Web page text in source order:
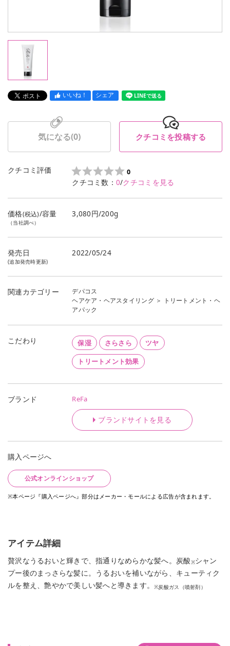
いいね！ シェア LINEで送る
気になる(0) クチコミを投稿する
クチコミ評価 0
クチコミ数： 0/クチコミを見る
価格(税込)/容量
（当社調べ）
3,080円/200g
発売日
(追加発売時更新)
2022/05/24
関連カテゴリー
デパコス
ヘアケア・ヘアスタイリング＞
トリートメント・ヘ
アパック
こだわり 保湿 さらさら ツヤ
トリートメント効果
ブランド ReFa
ブランドサイトを見る
購入ページへ
公式オンラインショップ
※本ページ『購入ページへ』部分はメーカー・モールによる広告が含まれます。
アイテム詳細
贅沢なうるおいと輝きで、指通りなめらかな髪へ。炭酸※シャン
プー後のまっさらな髪に。うるおいを補いながら、キューティク
ルを整え、艶やかで美しい髪へと導きます。※炭酸ガス（噴射剤）